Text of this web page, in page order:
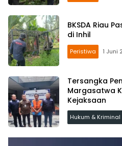
BKSDA Riau
di Inhil
Peristiwa 1 Juni
Tersangka
Margasatwa
Kejaksaan
Hukum & Kriminal